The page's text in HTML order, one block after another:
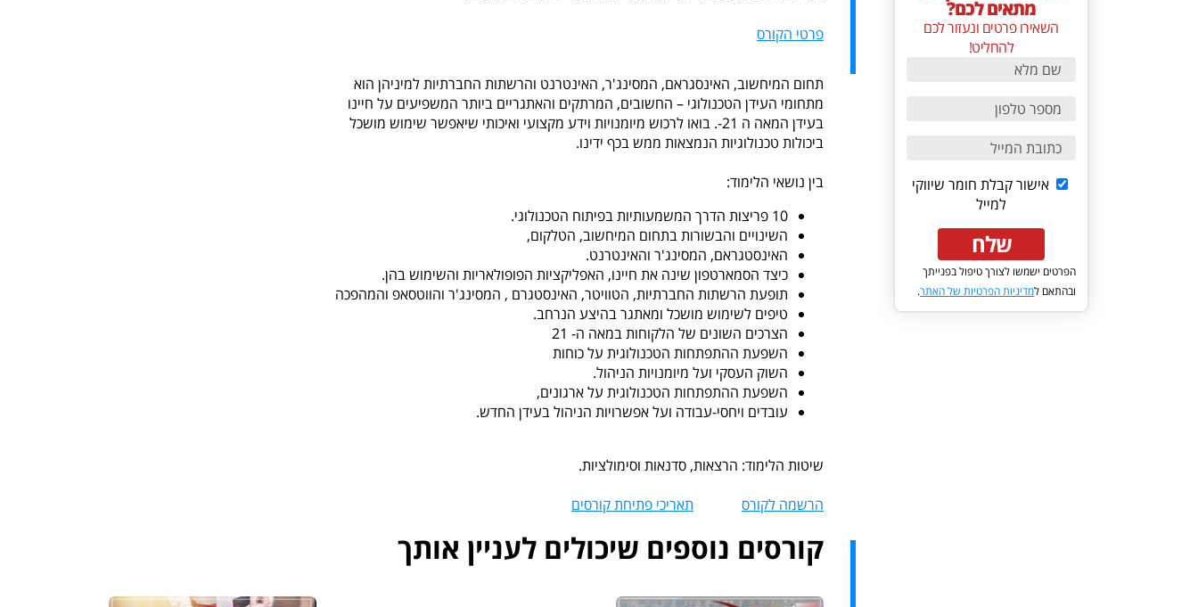
מתאים לכם?
השאירו פרטים ונעזור לכם
להחליט!
אישור קבלת חומר שיווקי
למייל
שלח
הפרטים ישמשו לצורך טיפול בפנייתך
ובהתאם למדיניות הפרטיות של האתר.
פרטי הקורס
תחום המיחשוב, האינסגראם, המסינג'ר, האינטרנט והרשתות החברתיות למיניהן הוא
מתחומי העידן הטכנולוגי – החשובים, המרתקים והאתגריים ביותר המשפיעים על חיינו
בעידן המאה ה 21-. בואו לרכוש מיומנויות וידע מקצועי ואיכותי שיאפשר שימוש מושכל
ביכולות טכנולוגיות הנמצאות ממש בכף ידינו.
בין נושאי הלימוד:
10 פריצות הדרך המשמעותיות בפיתוח הטכנולוגי.
השינויים והבשורות בתחום המיחשוב, הטלקום,
האינסטגראם, המסינג'ר והאינטרנט.
כיצד הסמארטפון שינה את חיינו, האפליקציות הפופולאריות והשימוש בהן.
תופעת הרשתות החברתיות, הטוויטר, האינסטגרם , המסינג'ר והווטסאפ והמהפכה
טיפים לשימוש מושכל ומאתגר בהיצע הנרחב.
הצרכים השונים של הלקוחות במאה ה- 21
השפעת ההתפתחות הטכנולוגית על כוחות
השוק העסקי ועל מיומנויות הניהול.
השפעת ההתפתחות הטכנולוגית על ארגונים,
עובדים ויחסי-עבודה ועל אפשרויות הניהול בעידן החדש.
שיטות הלימוד: הרצאות, סדנאות וסימולציות.
הרשמה לקורס
תאריכי פתיחת קורסים
קורסים נוספים שיכולים לעניין אותך